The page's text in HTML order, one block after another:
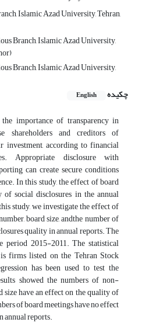
Islamic Azad University, Tehran,
Branch, Islamic Azad University,
Branch, Islamic Azad University,
چکیده
English
importance of transparency in
shareholders and creditors of
investment, according to financial
Appropriate disclosure with
can create secure conditions
In this study, the effect of board
social disclosures in the annual
study, we investigate the effect of
board size, andthe number of
quality in annual reports. The
period 2015-2011. The statistical
firms listed on the Tehran Stock
has been used to test the
showed the numbers of non-
have an effect on the quality of
of board meetings have no effect
annual reports.